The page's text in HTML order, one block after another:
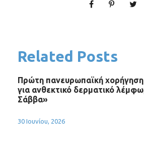
Related Posts
Πρώτη πανευρωπαϊκή
για ανθεκτικό δερματικό
Σάββα»
30 Ιουνίου, 2026